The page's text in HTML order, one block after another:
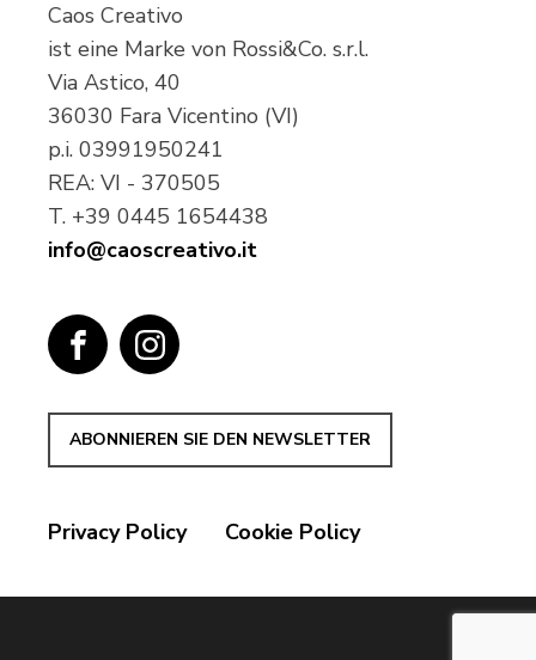
Caos Creativo
ist eine Marke von Rossi&Co. s.r.l.
Via Astico, 40
36030 Fara Vicentino (VI)
p.i. 03991950241
REA: VI - 370505
T. +39 0445 1654438
info@caoscreativo.it
ABONNIEREN SIE DEN NEWSLETTER
Privacy Policy Cookie Policy